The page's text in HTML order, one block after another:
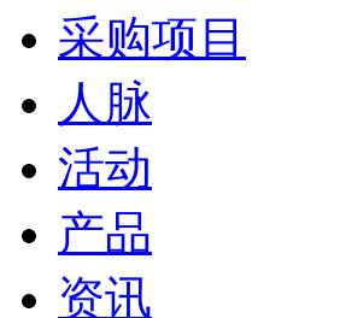
采购项目
人脉
活动
产品
资讯